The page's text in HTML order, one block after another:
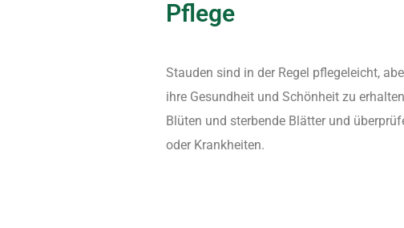
Pflege
Stauden sind in der Regel pflegeleicht,
ihre Gesundheit und Schönheit zu
Blüten und sterbende Blätter und
oder Krankheiten.